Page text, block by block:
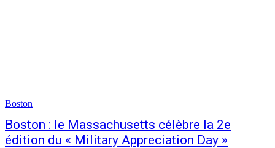
Boston
Boston : le Massachusetts célèbre la 2e
édition du « Military Appreciation Day »